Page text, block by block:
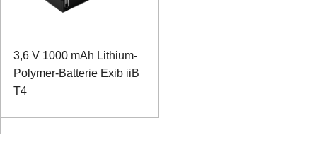
3,6 V 1000 mAh Lithium-
Polymer-Batterie Exib iiB
T4